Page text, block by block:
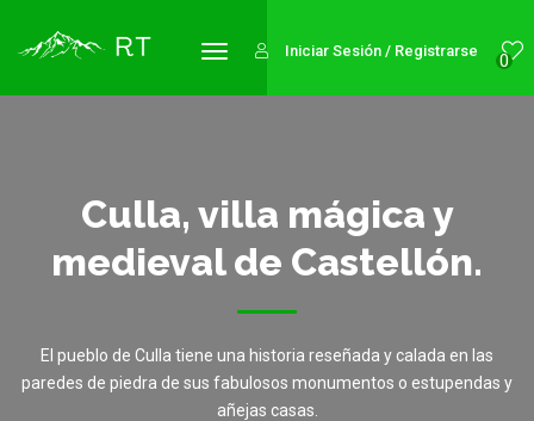
0
Iniciar Sesión / Registrarse
Culla, villa mágica y
medieval de Castellón.
El pueblo de Culla tiene una historia reseñada y calada en las
paredes de piedra de sus fabulosos monumentos o estupendas y
añejas casas.